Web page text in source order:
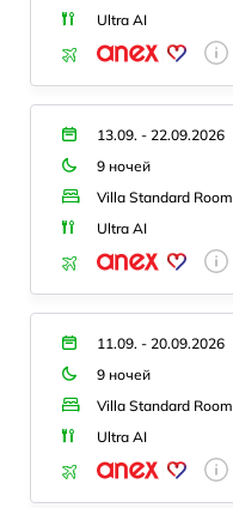
Ultra AI
13.09. - 22.09.2026
9 ночей
Villa Standard Room
Ultra AI
11.09. - 20.09.2026
9 ночей
Villa Standard Room
Ultra AI